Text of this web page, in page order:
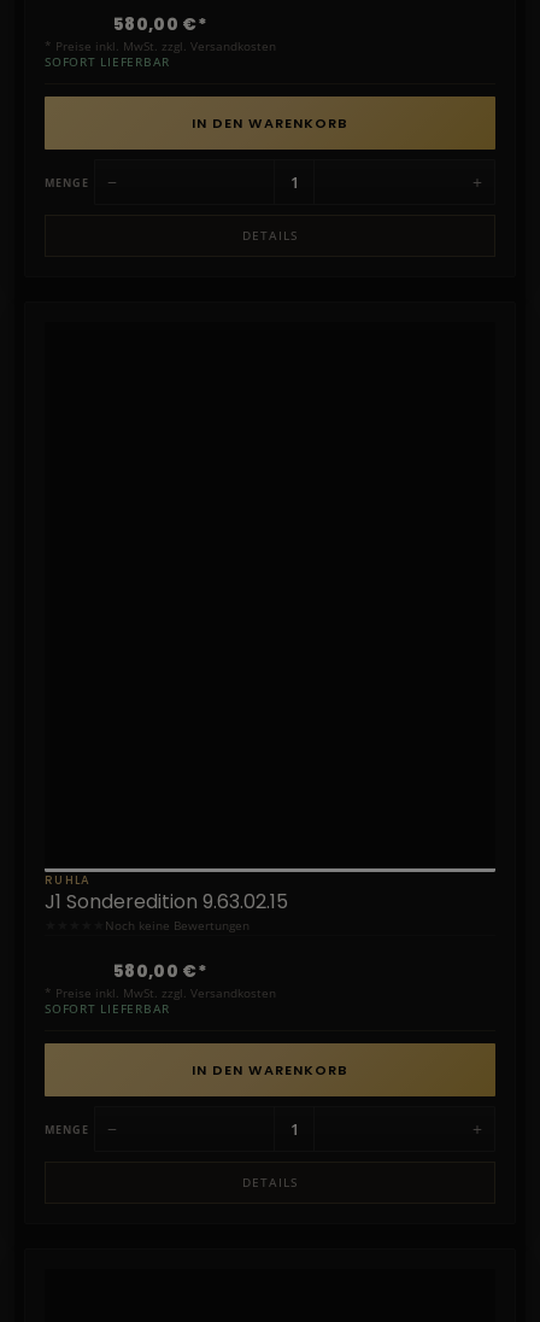
580,00 €*
* Preise inkl. MwSt. zzgl. Versandkosten
SOFORT LIEFERBAR
MENGE − +
IN DEN WARENKORB
DETAILS
RUHLA
J1 Sonderedition 9.63.02.15
Noch keine Bewertungen
580,00 €*
* Preise inkl. MwSt. zzgl. Versandkosten
SOFORT LIEFERBAR
MENGE − +
IN DEN WARENKORB
DETAILS